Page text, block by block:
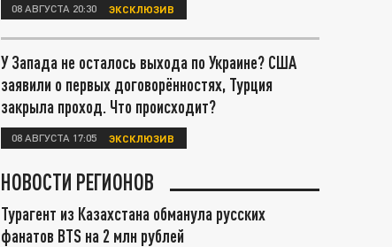
08 АВГУСТА 20:30 ЭКСКЛЮЗИВ
У Запада не осталось выхода по Украине? США
заявили о первых договорённостях, Турция
закрыла проход. Что происходит?
08 АВГУСТА 17:05 ЭКСКЛЮЗИВ
НОВОСТИ РЕГИОНОВ
Турагент из Казахстана обманула русских
фанатов BTS на 2 млн рублей